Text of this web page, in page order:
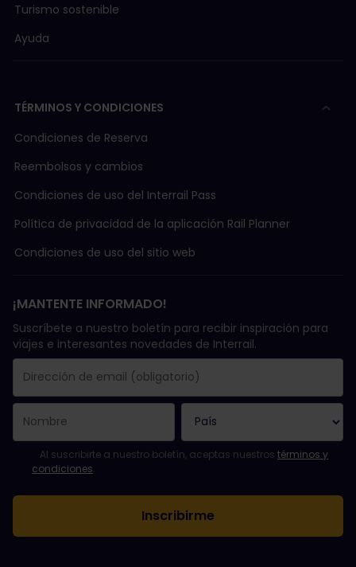
Turismo sostenible
Ayuda
TÉRMINOS Y CONDICIONES
Condiciones de Reserva
Reembolsos y cambios
Condiciones de uso del Interrail Pass
Política de privacidad de la aplicación Rail Planner
Condiciones de uso del sitio web
¡MANTENTE INFORMADO!
Suscríbete a nuestro boletín para recibir inspiración para
viajes e interesantes novedades de Interrail.
El campo de dirección de email es obligatorio.
La dirección de email no es válida.
Ha habido un fallo al suscribirte al boletín. Vuelve a intentarlo
¡Ya te has suscrito a este boletín!
Acepta los términos y condiciones para suscribirte al boletín
Al suscribirte a nuestro boletín, aceptas nuestros términos y
condiciones.